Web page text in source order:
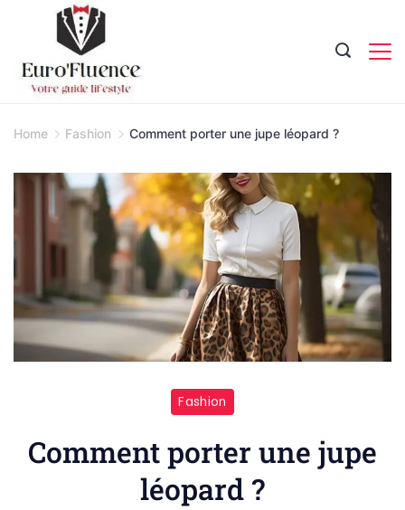
content
Home Fashion Comment porter une jupe léopard ?
style
félin
Fashion
Comment porter une jupe
léopard ?